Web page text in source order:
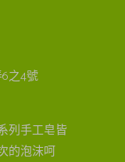
之4號
列手工皂皆
的泡沫呵